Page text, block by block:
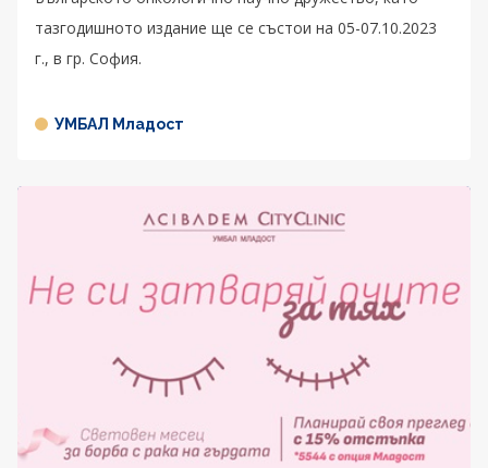
тазгодишното издание ще се състои на 05-07.10.2023
г., в гр. София.
УМБАЛ Младост